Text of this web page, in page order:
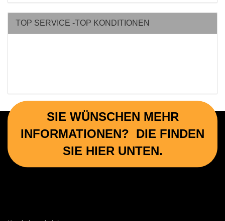
TOP SERVICE -TOP KONDITIONEN
SIE WÜNSCHEN MEHR
INFORMATIONEN? DIE FINDEN
SIE HIER UNTEN.